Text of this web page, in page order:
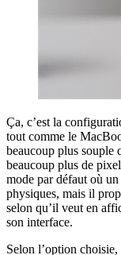
Ça, c’est la
tout comme le
beaucoup plus souple
beaucoup plus de
mode par défaut où
physiques, mais il
selon qu’il veut en
son interface.
Selon l’option